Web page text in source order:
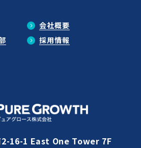
会社概要
採用情報
2-16-1 East One Tower 7F